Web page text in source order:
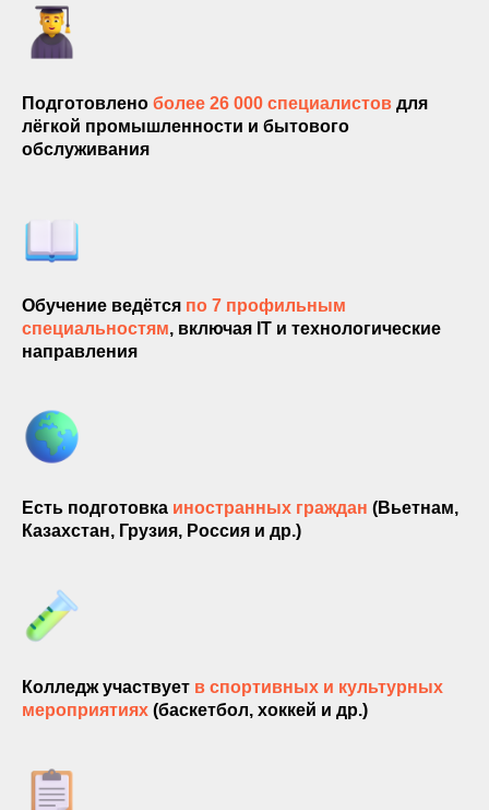
Подготовлено более 26 000 специалистов для
лёгкой промышленности и бытового
обслуживания
Обучение ведётся по 7 профильным
специальностям, включая IT и технологические
направления
Есть подготовка иностранных граждан (Вьетнам,
Казахстан, Грузия, Россия и др.)
Колледж участвует в спортивных и культурных
мероприятиях (баскетбол, хоккей и др.)